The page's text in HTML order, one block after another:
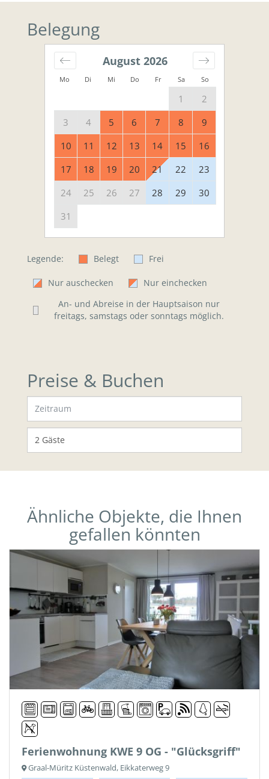
Belegung
Mo Di Mi Do Fr Sa So
August 2026
1
2
3
4 5 6 7 8
9
10
11 12 13 14 15
16
17
18 19 20 21 22
23
24
25 26 27 28 29
30
31
Legende: Belegt Frei
Nur auschecken
Nur einchecken
An- und Abreise in der Hauptsaison nur
freitags, samstags oder sonntags möglich.
Preise & Buchen
Ähnliche Objekte, die Ihnen
gefallen könnten
Ferienwohnung KWE 9 OG - "Glücksgriff"
Graal-Müritz Küstenwald, Eikkaterweg 9